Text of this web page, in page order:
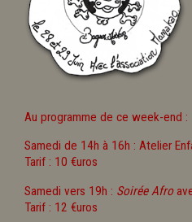
Au programme de ce week-end :
Samedi de 14h à 16h : Atelier
Tarif : 10 €uros
Samedi vers 19h : Soirée Afro
Tarif : 12 €uros